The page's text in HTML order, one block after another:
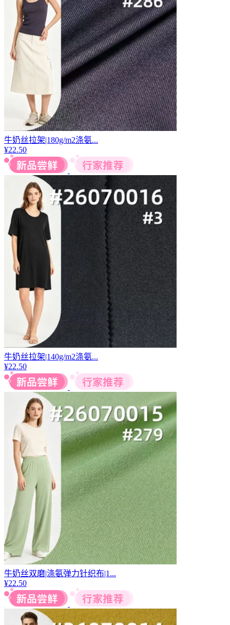
牛奶丝拉架|180g/m2涤氨...
¥22.50
牛奶丝拉架|140g/m2涤氨...
¥22.50
牛奶丝双磨|涤氨弹力针织布|1...
¥22.50